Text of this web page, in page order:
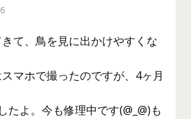
て、鳥を見に出かけやすくな
マホで撮ったのですが、4ヶ月
たよ。今も修理中です(@_@)も